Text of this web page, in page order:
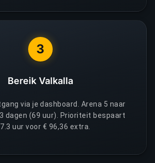
3
Bereik Valkalla
via je dashboard. Arena 5 naar
dagen (69 uur). Prioriteit bespaart
uur voor € 96,36 extra.